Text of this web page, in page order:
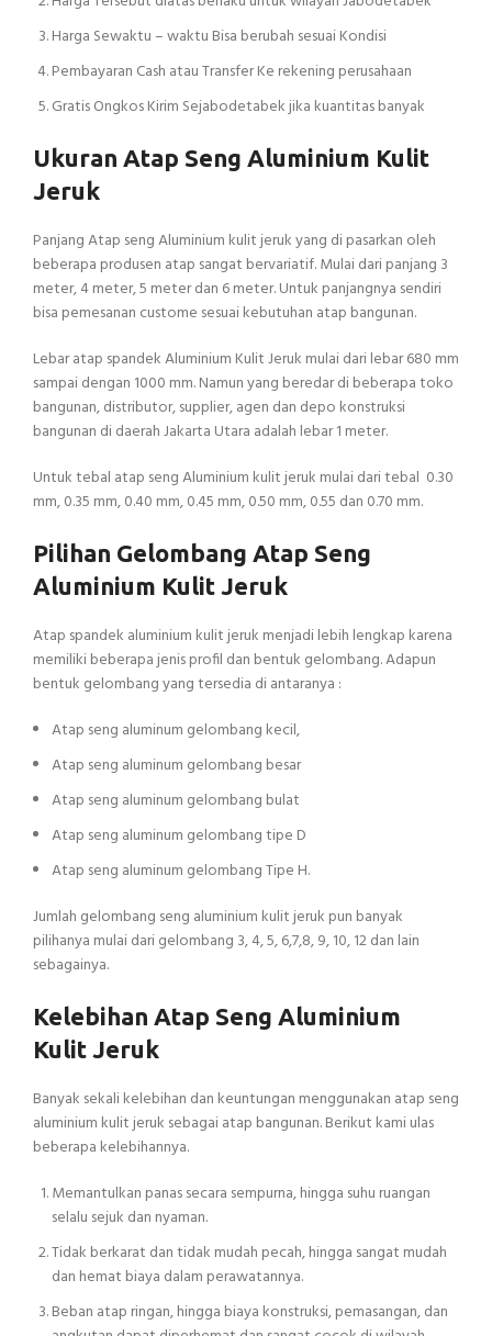
Harga Sewaktu – waktu Bisa berubah sesuai Kondisi
Pembayaran Cash atau Transfer Ke rekening perusahaan
Gratis Ongkos Kirim Sejabodetabek jika kuantitas banyak
Ukuran Atap Seng Aluminium Kulit
Jeruk
Panjang Atap seng Aluminium kulit jeruk yang di pasarkan oleh
beberapa produsen atap sangat bervariatif. Mulai dari panjang 3
meter, 4 meter, 5 meter dan 6 meter. Untuk panjangnya sendiri
bisa pemesanan custome sesuai kebutuhan atap bangunan.
Lebar atap spandek Aluminium Kulit Jeruk mulai dari lebar 680 mm
sampai dengan 1000 mm. Namun yang beredar di beberapa toko
bangunan, distributor, supplier, agen dan depo konstruksi
bangunan di daerah Jakarta Utara adalah lebar 1 meter.
Untuk tebal atap seng Aluminium kulit jeruk mulai dari tebal 0.30
mm, 0.35 mm, 0.40 mm, 0.45 mm, 0.50 mm, 0.55 dan 0.70 mm.
Pilihan Gelombang Atap Seng
Aluminium Kulit Jeruk
Atap spandek aluminium kulit jeruk menjadi lebih lengkap karena
memiliki beberapa jenis profil dan bentuk gelombang. Adapun
bentuk gelombang yang tersedia di antaranya :
Atap seng aluminum gelombang kecil,
Atap seng aluminum gelombang besar
Atap seng aluminum gelombang bulat
Atap seng aluminum gelombang tipe D
Atap seng aluminum gelombang Tipe H.
Jumlah gelombang seng aluminium kulit jeruk pun banyak
pilihanya mulai dari gelombang 3, 4, 5, 6,7,8, 9, 10, 12 dan lain
sebagainya.
Kelebihan Atap Seng Aluminium
Kulit Jeruk
Banyak sekali kelebihan dan keuntungan menggunakan atap seng
aluminium kulit jeruk sebagai atap bangunan. Berikut kami ulas
beberapa kelebihannya.
Memantulkan panas secara sempurna, hingga suhu ruangan
selalu sejuk dan nyaman.
Tidak berkarat dan tidak mudah pecah, hingga sangat mudah
dan hemat biaya dalam perawatannya.
Beban atap ringan, hingga biaya konstruksi, pemasangan, dan